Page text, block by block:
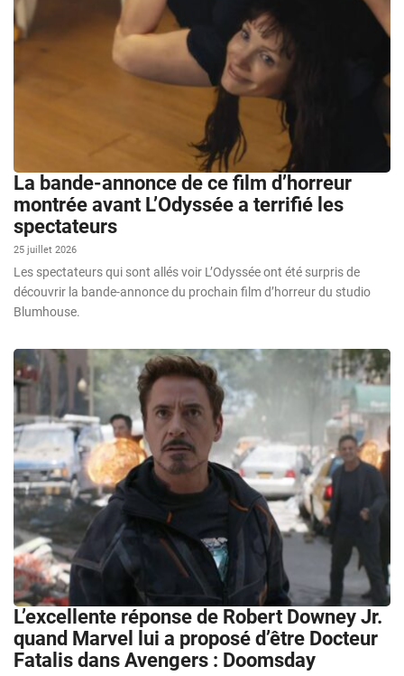
La bande-annonce de ce film d’horreur
montrée avant L’Odyssée a terrifié les
spectateurs
25 juillet 2026
Les spectateurs qui sont allés voir L’Odyssée ont été surpris de
découvrir la bande-annonce du prochain film d’horreur du studio
Blumhouse.
L’excellente réponse de Robert Downey Jr.
quand Marvel lui a proposé d’être Docteur
Fatalis dans Avengers : Doomsday